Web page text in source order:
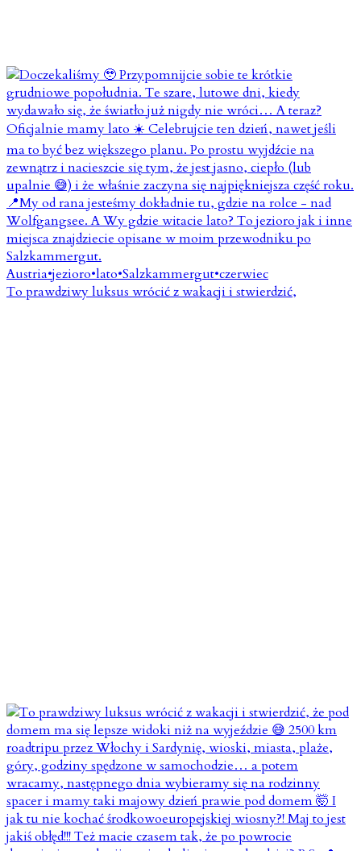
To prawdziwy luksus wrócić z wakacji i stwierdzić,